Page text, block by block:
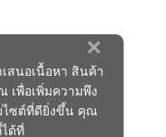
×
เสนอเนื้อหา สินค้า
เพื่อเพิ่มความพึง
ไซต์ที่ดียิ่งขึ้น คุณ
ด้ที่